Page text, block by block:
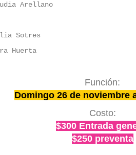
Arellano
Sotres
Huerta
Función:
Domingo 26 de noviembre
Costo:
$300 Entrada
$250 preventa